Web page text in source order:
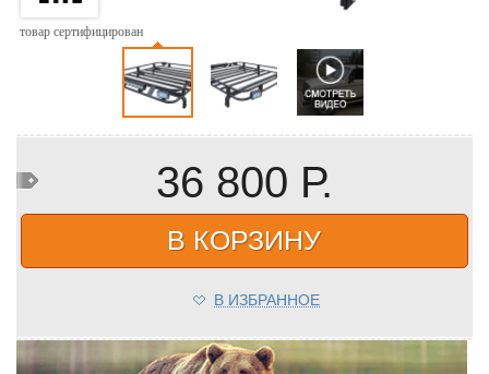
товар сертифицирован
36 800 Р.
В КОРЗИНУ
В ИЗБРАННОЕ